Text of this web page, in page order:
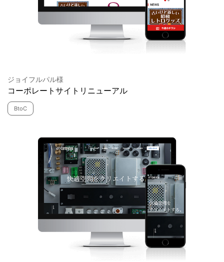
ジョイフルパル様
コーポレートサイトリニューアル
BtoC